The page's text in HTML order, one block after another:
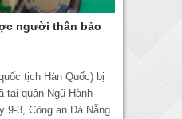
người thân bảo
tịch Hàn Quốc) bị
tại quận Ngũ Hành
9-3, Công an Đà Nẵng